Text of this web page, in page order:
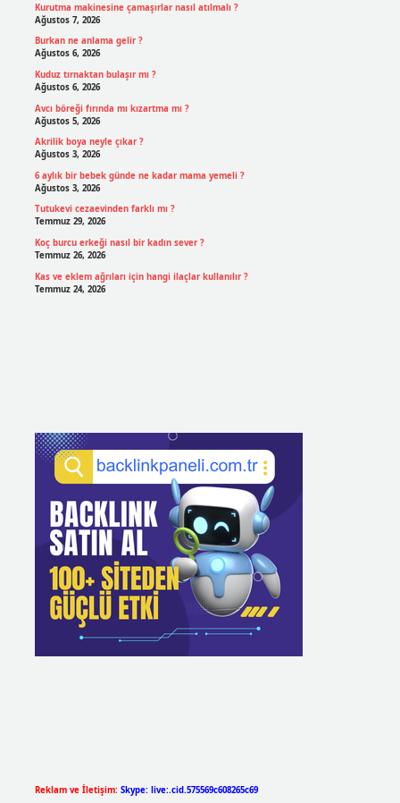
Kurutma makinesine çamaşırlar nasıl atılmalı ?
Ağustos 7, 2026
Burkan ne anlama gelir ?
Ağustos 6, 2026
Kuduz tırnaktan bulaşır mı ?
Ağustos 6, 2026
Avcı böreği fırında mı kızartma mı ?
Ağustos 5, 2026
Akrilik boya neyle çıkar ?
Ağustos 3, 2026
6 aylık bir bebek günde ne kadar mama yemeli ?
Ağustos 3, 2026
Tutukevi cezaevinden farklı mı ?
Temmuz 29, 2026
Koç burcu erkeği nasıl bir kadın sever ?
Temmuz 26, 2026
Kas ve eklem ağrıları için hangi ilaçlar kullanılır ?
Temmuz 24, 2026
Reklam ve İletişim: Skype: live:.cid.575569c608265c69